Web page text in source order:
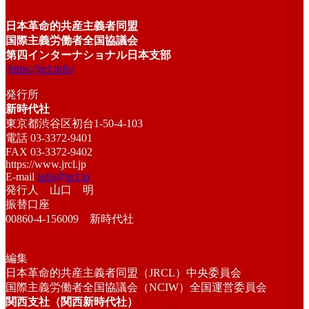
日本革命的共産主義者同盟
国際主義労働者全国協議会
第四インターナショナル日本支部
https://jrcl.info/
発行所
新時代社
東京都渋谷区初台1-50-4-103
電話 03-3372-9401
FAX 03-3372-9402
https://www.jrcl.jp
E-mail info@jrcl.jp
発行人 山口 明
振替口座
00860-4-156009 新時代社
編集
日本革命的共産主義者同盟（JRCL）中央委員会
国際主義労働者全国協議会（NCIW）全国運営委員会
関西支社（関西新時代社）